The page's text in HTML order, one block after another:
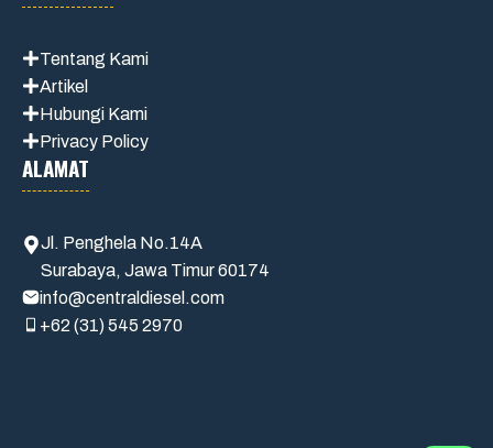
Tentang Kami
Artikel
Hubungi Kami
Privacy Policy
ALAMAT
Jl. Penghela No.14A
Surabaya, Jawa Timur 60174
info@centraldiesel.com
+62 (31) 545 2970